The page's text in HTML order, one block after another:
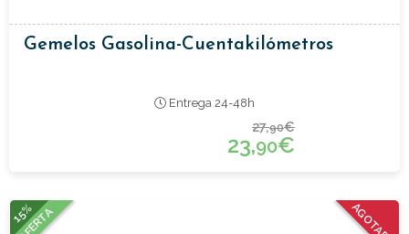
Gemelos Gasolina-Cuentakilómetros
Entrega 24-48h
27,90€
23,90€
15%
OFERTA